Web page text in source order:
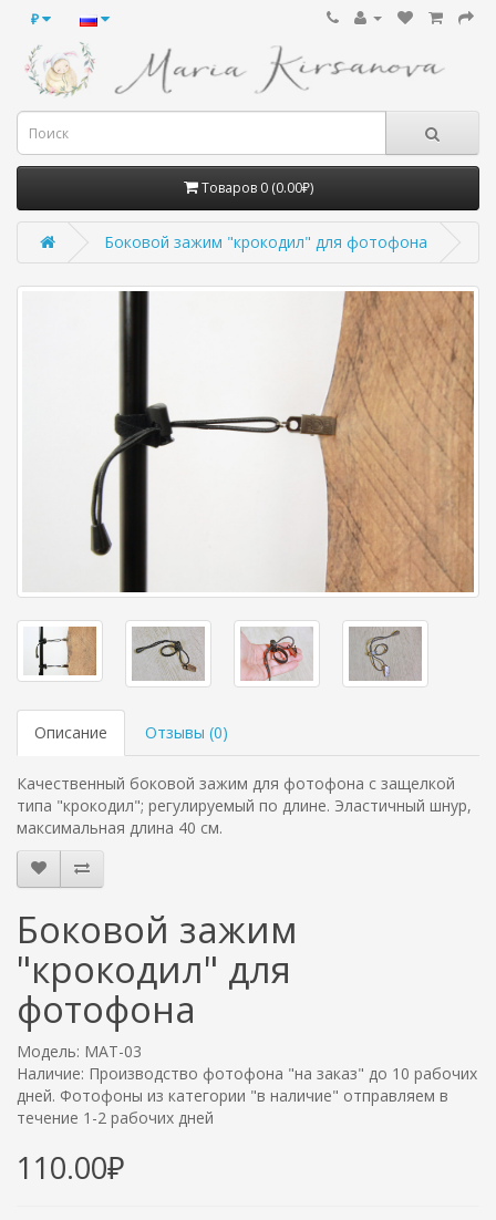
₽
Товаров 0 (0.00₽)
Боковой зажим "крокодил" для фотофона
Описание Отзывы (0)
Качественный боковой зажим для фотофона с защелкой
типа "крокодил"; регулируемый по длине. Эластичный шнур,
максимальная длина 40 см.
Боковой зажим
"крокодил" для
фотофона
Модель: MAT-03
Наличие: Производство фотофона "на заказ" до 10 рабочих
дней. Фотофоны из категории "в наличие" отправляем в
течение 1-2 рабочих дней
110.00₽